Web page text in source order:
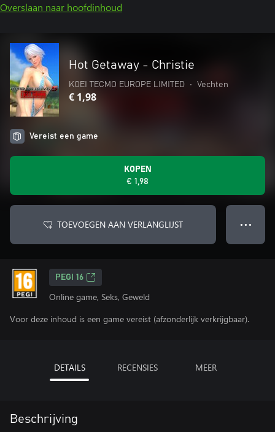
Overslaan naar hoofdinhoud
Hot Getaway - Christie
KOEI TECMO EUROPE LIMITED • Vechten
€ 1,98
Vereist een game
KOPEN
€ 1,98
TOEVOEGEN AAN VERLANGLIJST ● ● ●
PEGI 16
Online game, Seks, Geweld
Voor deze inhoud is een game vereist (afzonderlijk verkrijgbaar).
DETAILS RECENSIES MEER
Beschrijving